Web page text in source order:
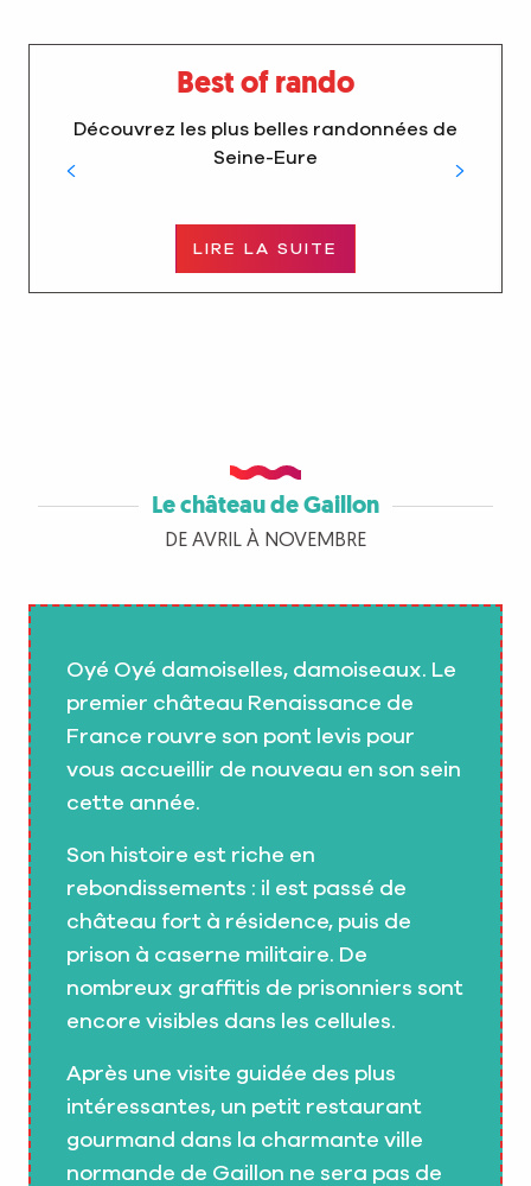
Best of rando
Découvrez les plus belles randonnées de
Seine-Eure
LIRE LA SUITE
Le château de Gaillon
DE AVRIL À NOVEMBRE
Oyé Oyé damoiselles, damoiseaux. Le
premier château Renaissance de
France rouvre son pont levis pour
vous accueillir de nouveau en son sein
cette année.
Son histoire est riche en
rebondissements : il est passé de
château fort à résidence, puis de
prison à caserne militaire. De
nombreux graffitis de prisonniers sont
encore visibles dans les cellules.
Après une visite guidée des plus
intéressantes, un petit restaurant
gourmand dans la charmante ville
normande de Gaillon ne sera pas de